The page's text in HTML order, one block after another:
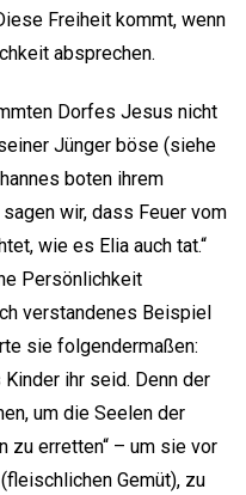
Freiheit kommt, wenn
absprechen.
Dorfes Jesus nicht
Jünger böse (siehe
boten ihrem
wir, dass Feuer vom
wie es Elia auch tat.“
Persönlichkeit
verstandenes Beispiel
sie folgendermaßen:
ihr seid. Denn der
um die Seelen der
zu erretten“ – um sie vor
Gemüt), zu